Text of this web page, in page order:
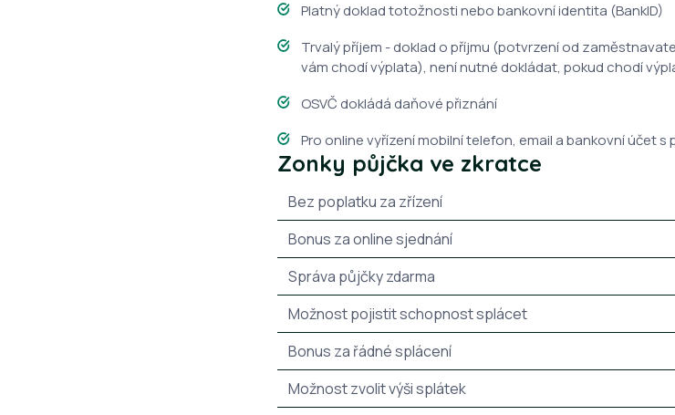
Platný doklad totožnosti nebo bankovní identita (BankID)
Trvalý příjem - doklad o příjmu (potvrzení od
vám chodí výplata), není nutné dokládat, pokud chodí
OSVČ dokládá daňové přiznání
Pro online vyřízení mobilní telefon, email a bankovní účet
Zonky půjčka ve zkratce
Bez poplatku za zřízení
Bonus za online sjednání
Správa půjčky zdarma
Možnost pojistit schopnost splácet
Bonus za řádné splácení
Možnost zvolit výši splátek